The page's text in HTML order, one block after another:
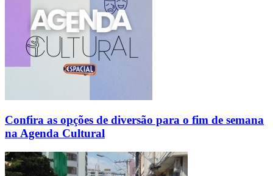
Confira as opções de diversão para o fim de semana
na Agenda Cultural